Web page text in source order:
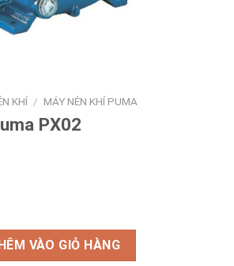
KHÍ / MÁY NÉN KHÍ PUMA
PX02
số lượng
VÀO GIỎ HÀNG